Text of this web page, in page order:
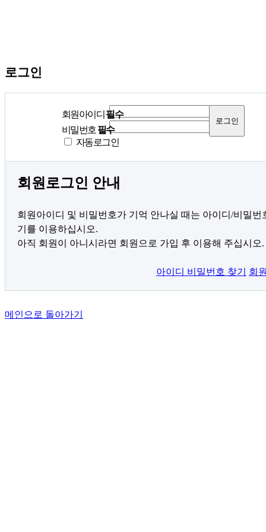
로그인
회원아이디 필수
비밀번호 필수
자동로그인
회원로그인 안내
회원아이디 및 비밀번호가 기억 안나실 때는 아이디/비밀번
기를 이용하십시오.
아직 회원이 아니시라면 회원으로 가입 후 이용해 주십시오.
아이디 비밀번호 찾기 회
메인으로 돌아가기